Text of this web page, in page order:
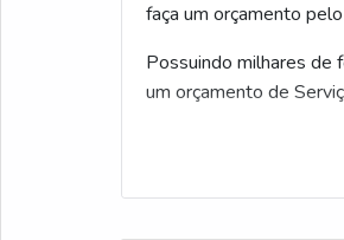
faça um orçamento
Possuindo milhares de
um orçamento de